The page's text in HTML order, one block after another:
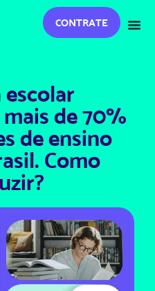
CONTRATE
de 70%
de ensino
Como